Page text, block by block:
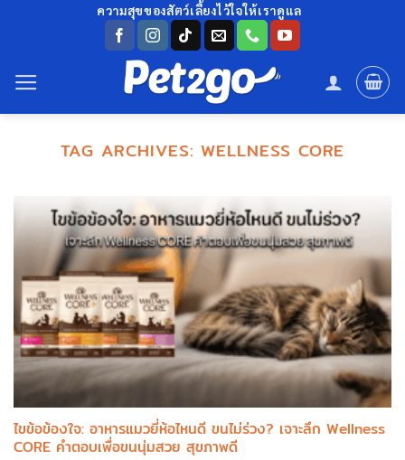
เนื้อหา
ความสุขของสัตว์เลี้ยงไว้ใจให้เราดูแล
TAG ARCHIVES:WELLNESS CORE
ไขข้อข้องใจ: อาหารแมวยี่ห้อไหนดี ขนไม่ร่วง? เจาะลึก Wellness
CORE คำตอบเพื่อขนนุ่มสวย สุขภาพดี